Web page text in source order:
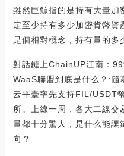
雖然巨鯨指的是持有大量加
定至少持有多少加密貨幣資
是個相對概念，持有量的多
對話鏈上ChainUP江南：
WaaS聯盟到底是什么？:
云平臺率先支持FIL/USDT
所。上線一周，各大二線
量都十分驚人，是什么能讓
向？